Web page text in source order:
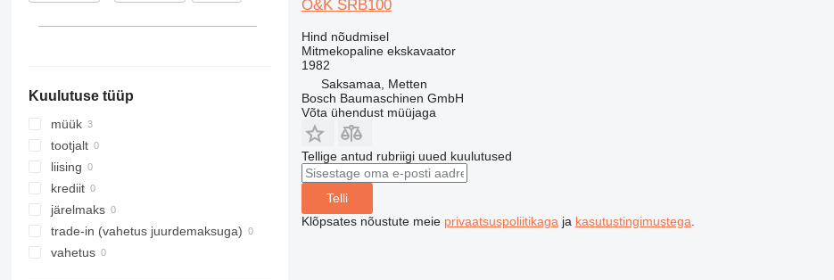
Kuulutuse tüüp
müük
tootjalt
liising
krediit
järelmaks
trade-in (vahetus juurdemaksuga)
vahetus
O&K SRB100
Hind nõudmisel
Mitmekopaline ekskavaator
1982
Saksamaa, Metten
Bosch Baumaschinen GmbH
Võta ühendust müüjaga
Tellige antud rubriigi uued kuulutused
Telli
Klõpsates nõustute meie privaatsuspoliitikaga ja kasutustingimustega